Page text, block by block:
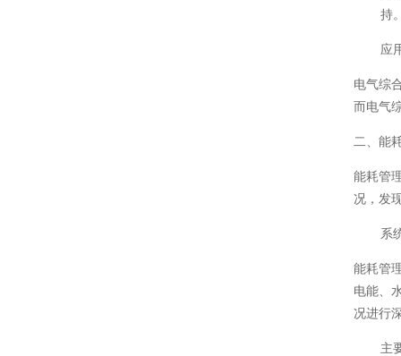
持
应
电气综
而电气
二、能
能耗管
况，发
系
能耗管
电能、
况进行
主